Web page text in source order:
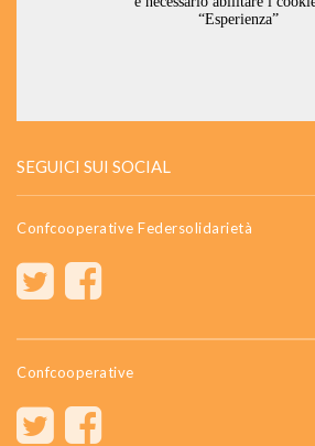
SEGUICI SUI SOCIAL
Confcooperative Federsolidarietà
Confcooperative